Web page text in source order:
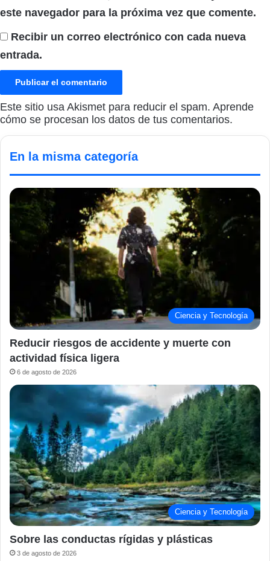
este navegador para la próxima vez que comente.
Recibir un correo electrónico con cada nueva
entrada.
Este sitio usa Akismet para reducir el spam. Aprende
cómo se procesan los datos de tus comentarios.
En la misma categoría
Ciencia y Tecnología
Reducir riesgos de accidente y muerte con
actividad física ligera
6 de agosto de 2026
Ciencia y Tecnología
Sobre las conductas rígidas y plásticas
3 de agosto de 2026